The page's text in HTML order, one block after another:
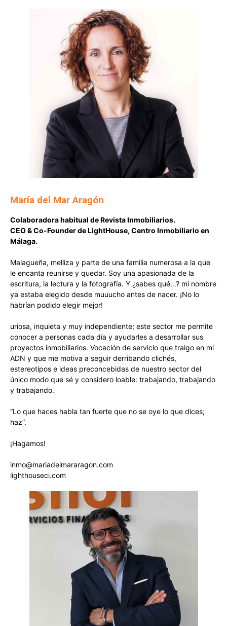
María del Mar Aragón
Colaboradora habitual de Revista Inmobiliarios.
CEO & Co-Founder de LightHouse, Centro Inmobiliario en
Málaga.
Malagueña, melliza y parte de una familia numerosa a la que
le encanta reunirse y quedar. Soy una apasionada de la
escritura, la lectura y la fotografía. Y ¿sabes qué…? mi nombre
ya estaba elegido desde muuucho antes de nacer. ¡No lo
habrían podido elegir mejor!
uriosa, inquieta y muy independiente; este sector me permite
conocer a personas cada día y ayudarles a desarrollar sus
proyectos inmobiliarios. Vocación de servicio que traigo en mi
ADN y que me motiva a seguir derribando clichés,
estereotipos e ideas preconcebidas de nuestro sector del
único modo que sé y considero loable: trabajando, trabajando
y trabajando.
“Lo que haces habla tan fuerte que no se oye lo que dices;
haz”.
¡Hagamos!
inmo@mariadelmararagon.com
lighthouseci.com